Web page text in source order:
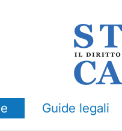
Guide legali